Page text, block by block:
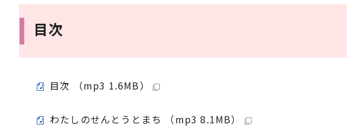
目次
目次 （mp3 1.6MB）
わたしのせんとうとまち （mp3 8.1MB）